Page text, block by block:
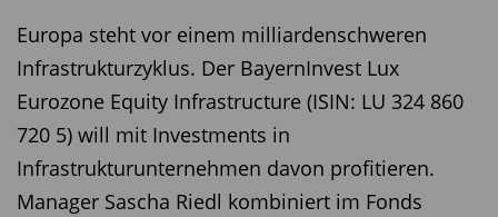
Europa steht vor einem milliardenschweren
Infrastrukturzyklus. Der BayernInvest Lux
Eurozone Equity Infrastructure (ISIN: LU 324 860
720 5) will mit Investments in
Infrastrukturunternehmen davon profitieren.
Manager Sascha Riedl kombiniert im Fonds